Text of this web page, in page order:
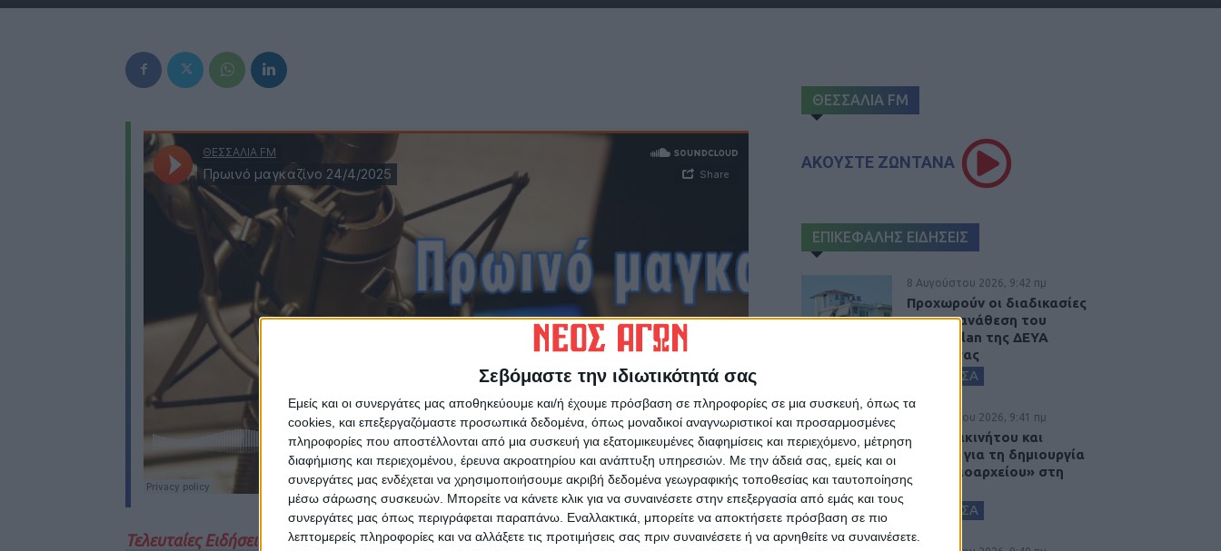
Σεβόμαστε την ιδιωτικότητά σας
Εμείς και οι συνεργάτες μας αποθηκεύουμε και/ή έχουμε πρόσβαση σε πληροφορίες σε μια συσκευή, όπως τα
cookies, και επεξεργαζόμαστε προσωπικά δεδομένα, όπως μοναδικοί αναγνωριστικοί και προσαρμοσμένες
πληροφορίες που αποστέλλονται από μια συσκευή για εξατομικευμένες διαφημίσεις και περιεχόμενο, μέτρηση
διαφήμισης και περιεχομένου, έρευνα ακροατηρίου και ανάπτυξη υπηρεσιών. Με την άδειά σας, εμείς και οι
συνεργάτες μας ενδέχεται να χρησιμοποιήσουμε ακριβή δεδομένα γεωγραφικής τοποθεσίας και ταυτοποίησης
μέσω σάρωσης συσκευών. Μπορείτε να κάνετε κλικ για να συναινέσετε στην επεξεργασία από εμάς και τους
συνεργάτες μας όπως περιγράφεται παραπάνω. Εναλλακτικά, μπορείτε να αποκτήσετε πρόσβαση σε πιο
λεπτομερείς πληροφορίες και να αλλάξετε τις προτιμήσεις σας πριν συναινέσετε ή να αρνηθείτε να συναινέσετε.
Τελευταίες Ειδήσεις Σήμερα
ΘΕΣΣΑΛΙΑ FM
ΑΚΟΥΣΤΕ ΖΩΝΤΑΝΑ
ΕΠΙΚΕΦΑΛΗΣ ΕΙΔΗΣΕΙΣ
8 Αυγούστου 2026, 9:42 πμ
Προχωρούν οι διαδικασίες
για την ανάθεση του
masterplan της ΔΕΥΑ
Καρδίτσας
ΚΑΡΔΙΤΣΑ
8 Αυγούστου 2026, 9:41 πμ
Δωρεά ακινήτου και
μελέτης για τη δημιουργία
«Κειμηλιοαρχείου» στη
Ρεντίνα
ΚΑΡΔΙΤΣΑ